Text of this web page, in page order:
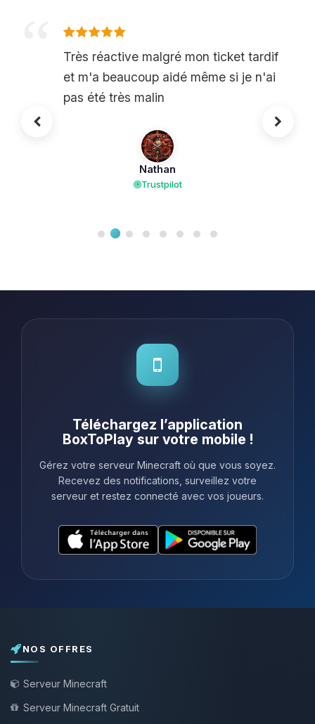
Très réactive malgré mon ticket tardif
et m'a beaucoup aidé même si je n'ai
pas été très malin
Nathan
Trustpilot
Téléchargez l’application
BoxToPlay sur votre mobile !
Gérez votre serveur Minecraft où que vous soyez.
Recevez des notifications, surveillez votre
serveur et restez connecté avec vos joueurs.
NOS OFFRES
Serveur Minecraft
Serveur Minecraft Gratuit